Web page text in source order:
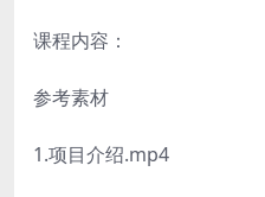
课程内容：
参考素材
1.项目介绍.mp4